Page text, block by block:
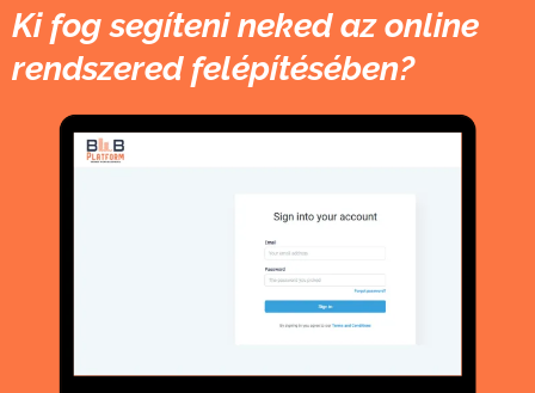
Ki fog segíteni neked az online
rendszered felépítésében?